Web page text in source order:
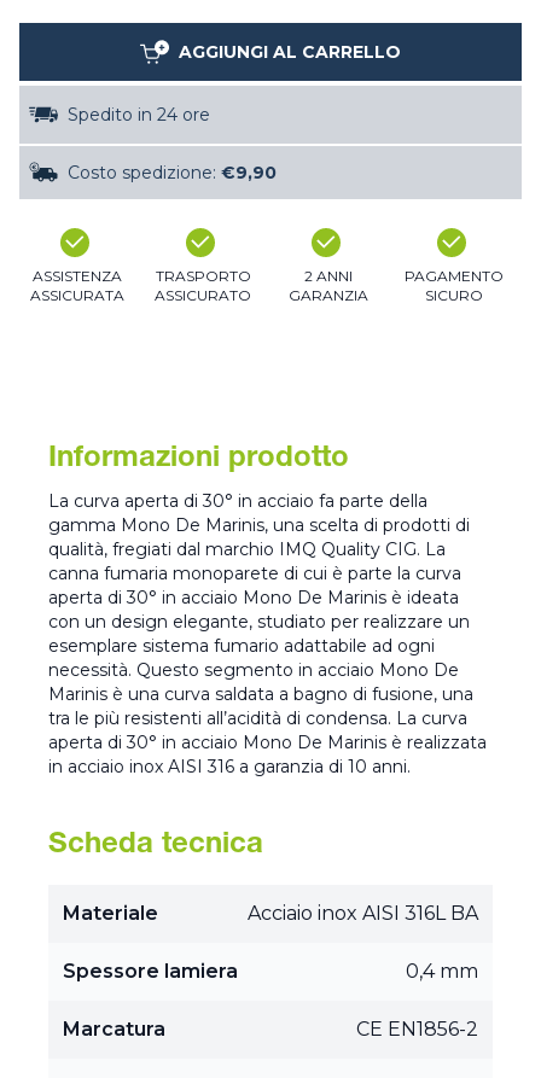
AGGIUNGI AL CARRELLO
Spedito in 24 ore
Costo spedizione: €9,90
ASSISTENZA
ASSICURATA
TRASPORTO
ASSICURATO
2 ANNI
GARANZIA
PAGAMENTO
SICURO
Informazioni prodotto
La curva aperta di 30° in acciaio fa parte della
gamma Mono De Marinis, una scelta di prodotti di
qualità, fregiati dal marchio IMQ Quality CIG. La
canna fumaria monoparete di cui è parte la curva
aperta di 30° in acciaio Mono De Marinis è ideata
con un design elegante, studiato per realizzare un
esemplare sistema fumario adattabile ad ogni
necessità. Questo segmento in acciaio Mono De
Marinis è una curva saldata a bagno di fusione, una
tra le più resistenti all’acidità di condensa. La curva
aperta di 30° in acciaio Mono De Marinis è realizzata
in acciaio inox AISI 316 a garanzia di 10 anni.
Scheda tecnica
Materiale Acciaio inox AISI 316L BA
Spessore lamiera 0,4 mm
Marcatura CE EN1856-2